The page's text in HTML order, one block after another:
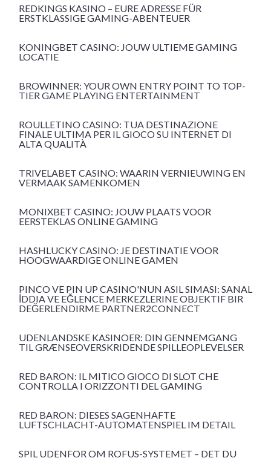
REDKINGS KASINO – EURE ADRESSE FÜR
ERSTKLASSIGE GAMING-ABENTEUER
KONINGBET CASINO: JOUW ULTIEME GAMING
LOCATIE
BROWINNER: YOUR OWN ENTRY POINT TO TOP-
TIER GAME PLAYING ENTERTAINMENT
ROULLETINO CASINO: TUA DESTINAZIONE
FINALE ULTIMA PER IL GIOCO SU INTERNET DI
ALTA QUALITÀ
TRIVELABET CASINO: WAARIN VERNIEUWING EN
VERMAAK SAMENKOMEN
MONIXBET CASINO: JOUW PLAATS VOOR
EERSTEKLAS ONLINE GAMING
HASHLUCKY CASINO: JE DESTINATIE VOOR
HOOGWAARDIGE ONLINE GAMEN
PINCO VE PIN UP CASINO'NUN ASIL SIMASI: SANAL
İDDIA VE EĞLENCE MERKEZLERINE OBJEKTIF BIR
DEĞERLENDIRME PARTNER2CONNECT
UDENLANDSKE KASINOER: DIN GENNEMGANG
TIL GRÆNSEOVERSKRIDENDE SPILLEOPLEVELSER
RED BARON: IL MITICO GIOCO DI SLOT CHE
CONTROLLA I ORIZZONTI DEL GAMING
RED BARON: DIESES SAGENHAFTE
LUFTSCHLACHT-AUTOMATENSPIEL IM DETAIL
SPIL UDENFOR OM ROFUS-SYSTEMET – DET DU